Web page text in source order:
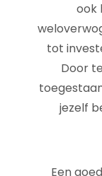
ook
tot
Door
jezelf
Een